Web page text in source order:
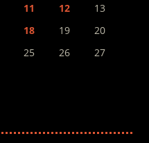
11 12
13
18 19
20
25 26
27